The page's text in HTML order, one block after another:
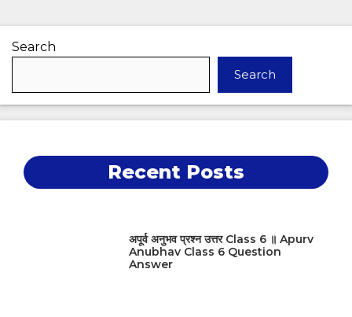
Search
Search
Recent Posts
अपूर्व अनुभव प्रश्न उत्तर Class 6 ॥ Apurv
Anubhav Class 6 Question
Answer